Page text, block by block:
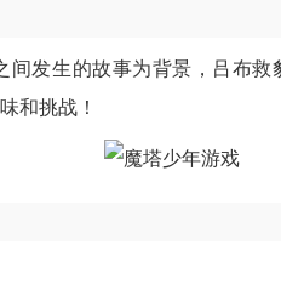
发生的故事为背景，吕布
和挑战！